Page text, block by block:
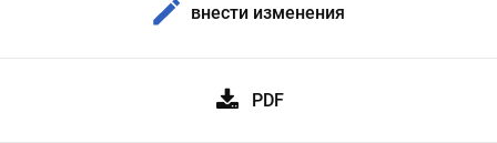
внести изменения
PDF